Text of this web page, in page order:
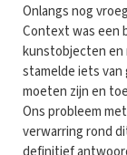
Onlangs nog
Context was een
kunstobjecten en
stamelde iets van
moeten zijn en
Ons probleem
verwarring rond